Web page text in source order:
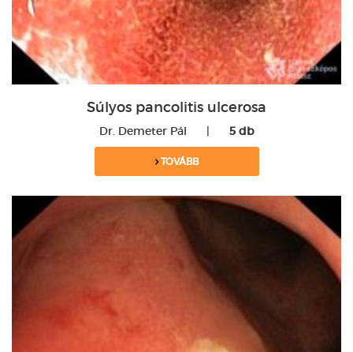
Súlyos pancolitis ulcerosa
Dr. Demeter Pál | 5 db
TOVÁBB